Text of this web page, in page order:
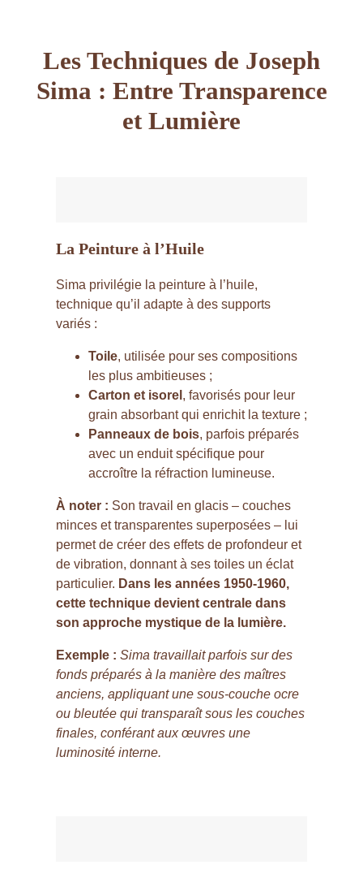
Les Techniques de Joseph
Sima : Entre Transparence
et Lumière
La Peinture à l’Huile
Sima privilégie la peinture à l’huile,
technique qu’il adapte à des supports
variés :
Toile, utilisée pour ses compositions
les plus ambitieuses ;
Carton et isorel , favorisés pour leur
grain absorbant qui enrichit la texture ;
Panneaux de bois, parfois préparés
avec un enduit spécifique pour
accroître la réfraction lumineuse.
À noter : Son travail en glacis – couches
minces et transparentes superposées – lui
permet de créer des effets de profondeur et
de vibration, donnant à ses toiles un éclat
particulier. Dans les années 1950-1960,
cette technique devient centrale dans
son approche mystique de la lumière.
Exemple : Sima travaillait parfois sur des
fonds préparés à la manière des maîtres
anciens, appliquant une sous-couche ocre
ou bleutée qui transparaît sous les couches
finales, conférant aux œuvres une
luminosité interne.